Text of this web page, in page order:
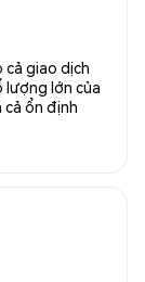
cả giao dịch
lượng lớn của
cả ổn định